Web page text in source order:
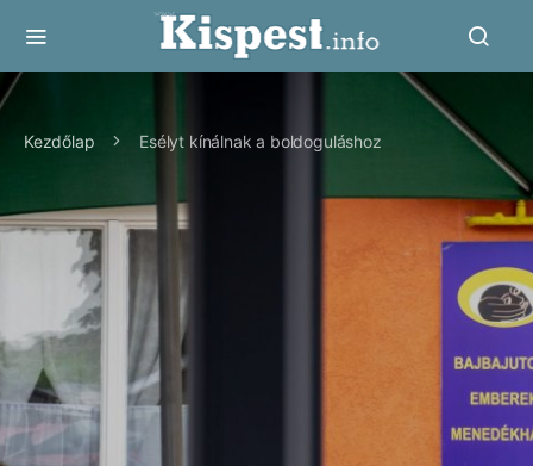
Kezdőlap Esélyt kínálnak a boldoguláshoz